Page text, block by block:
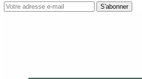
S'abonner